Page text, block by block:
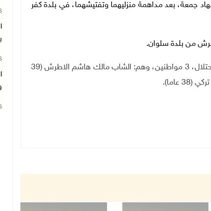
جمعة، بعد مداهمة منزليهما وتفتيشهما، في بلدة كفر
من بلدة سلوان.
وهم:
الشاب مالك هاشم الاطرش (39